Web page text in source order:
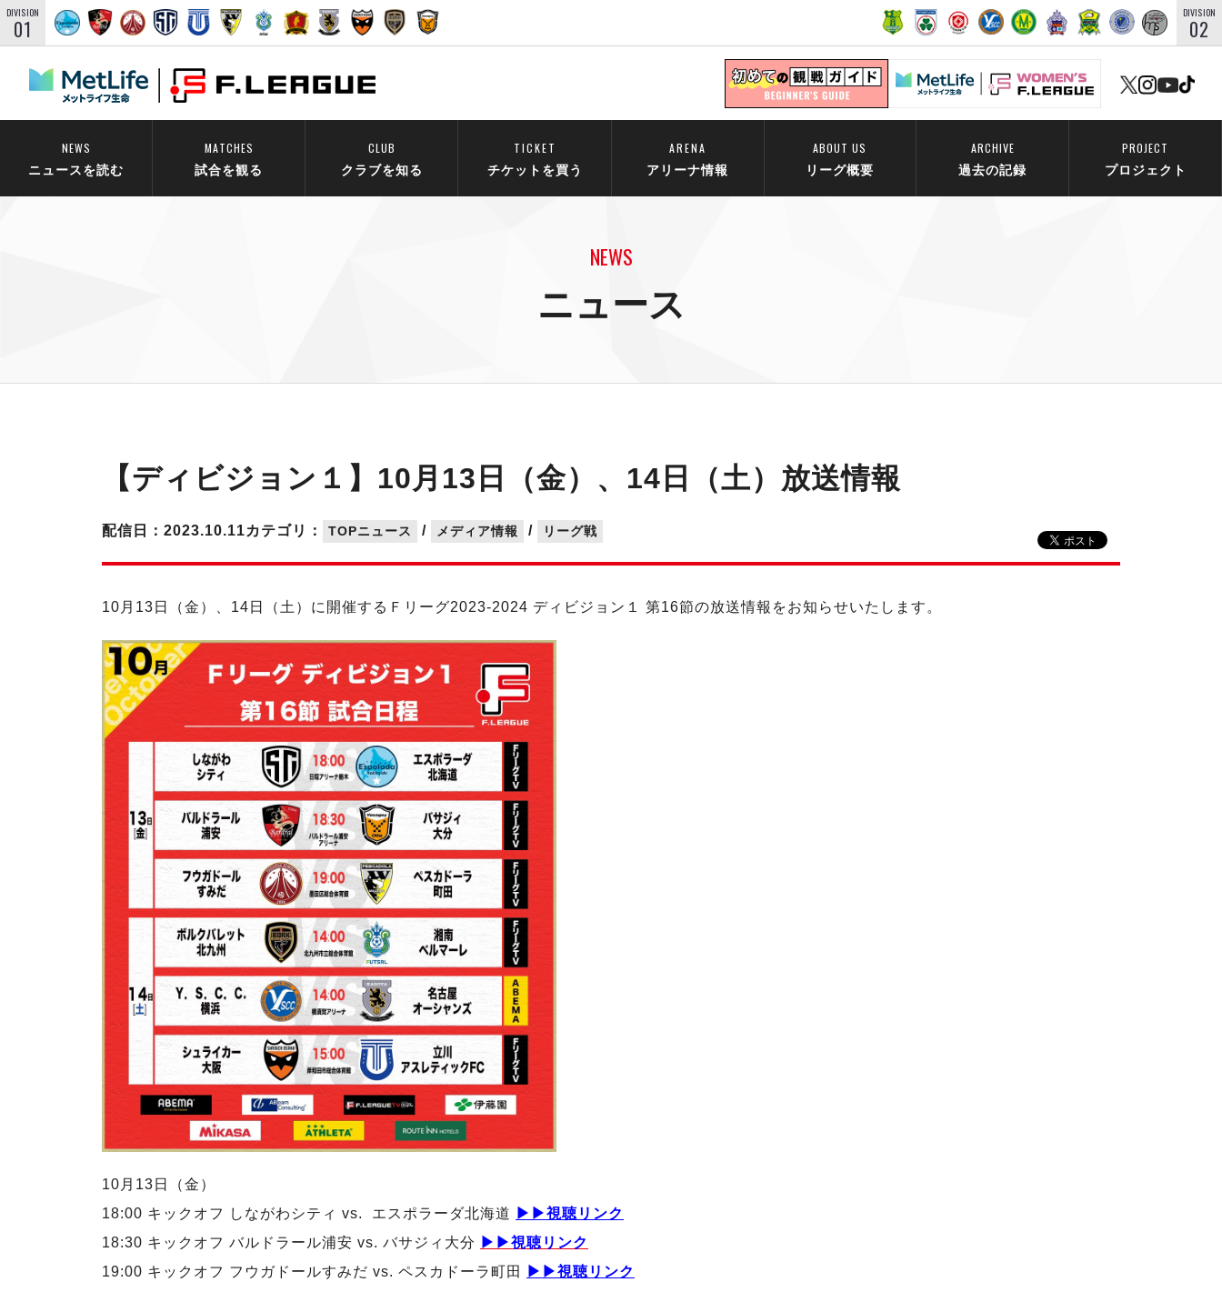
DIVISION
01
DIVISION
02
NEWS
ニュースを読む
MATCHES
試合を観る
CLUB
クラブを知る
TICKET
チケットを買う
ARENA
アリーナ情報
ABOUT US
リーグ概要
ARCHIVE
過去の記録
PROJECT
プロジェクト
NEWS
ニュース
【ディビジョン１】10月13日（金）、14日（土）放送情報
カテゴリ： TOPニュース / メディア情報 / リーグ戦
配信日：2023.10.11
10月13日（金）、14日（土）に開催するＦリーグ2023-2024 ディビジョン１ 第16節の放送情報をお知らせいたします。
10月13日（金）
18:00 キックオフ しながわシティ vs. エスポラーダ北海道
▶▶視聴リンク
18:30 キックオフ バルドラール浦安 vs. バサジィ大分
▶▶視聴リンク
19:00 キックオフ フウガドールすみだ vs. ペスカドーラ町田
▶▶視聴リンク